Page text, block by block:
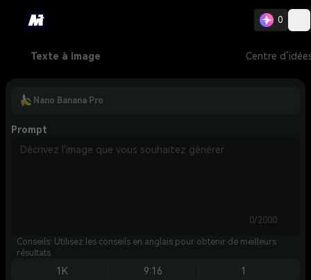
0
Texte à image Centre
Nano Banana Pro
Prompt
0/2000
Conseils: Utilisez les conseils en anglais pour obtenir de meilleurs
résultats.
1K 9:16 1